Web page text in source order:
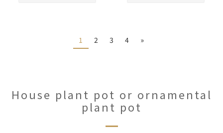
1 2 3 4 »
House plant pot or ornamental
plant pot